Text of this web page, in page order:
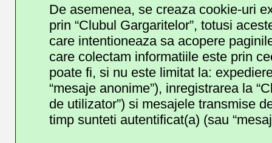
De asemenea, se creaza cookie-uri
prin “Clubul Gargaritelor”, totusi
care intentioneaza sa acopere
care colectam informatiile este prin
poate fi, si nu este limitat la:
“mesaje anonime”), inregistrarea la
de utilizator”) si mesajele transmise
timp sunteti autentificat(a) (sau